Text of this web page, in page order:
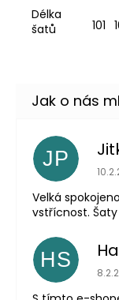
Délka
šatů
101
JP
Velká
vstřícnost.
HS